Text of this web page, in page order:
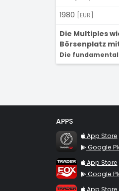
1980
[EUR]
Die Multiples
Börsenplatz
Die
APPS
TraderFox Flash
App Store
Google
TraderFox App
App Store
Google
TraderFox Pro
App Store